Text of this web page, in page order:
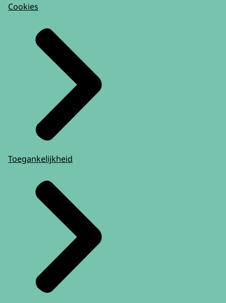
Cookies
Toegankelijkheid